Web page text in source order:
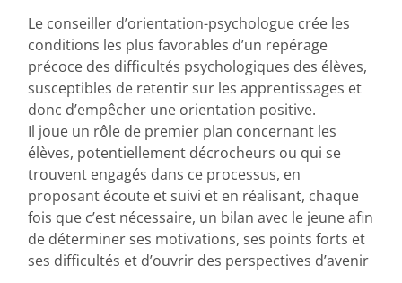
Le conseiller d’orientation-psychologue crée les
conditions les plus favorables d’un repérage
précoce des difficultés psychologiques des élèves,
susceptibles de retentir sur les apprentissages et
donc d’empêcher une orientation positive.
Il joue un rôle de premier plan concernant les
élèves, potentiellement décrocheurs ou qui se
trouvent engagés dans ce processus, en
proposant écoute et suivi et en réalisant, chaque
fois que c’est nécessaire, un bilan avec le jeune afin
de déterminer ses motivations, ses points forts et
ses difficultés et d’ouvrir des perspectives d’avenir